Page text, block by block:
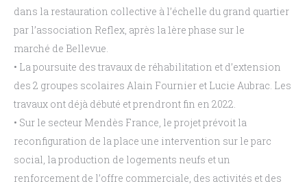
dans la restauration collective à l’échelle du grand quartier
par l’association Reflex, après la 1ère phase sur le
marché de Bellevue.
• La poursuite des travaux de réhabilitation et d’extension
des 2 groupes scolaires Alain Fournier et Lucie Aubrac. Les
travaux ont déjà débuté et prendront fin en 2022.
• Sur le secteur Mendès France, le projetprévoit la
reconfiguration de laplace une intervention sur le parc
social, la production de logements neufs et un
renforcement de l’offre commerciale, des activités et des